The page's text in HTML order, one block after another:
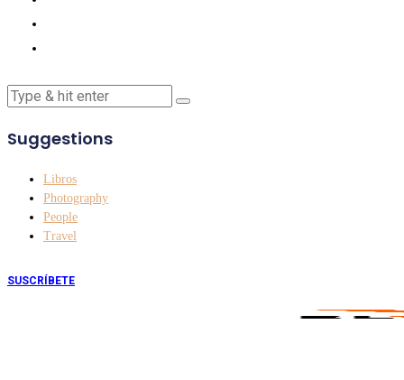
Suggestions
Libros
Photography
People
Travel
SUSCRÍBETE